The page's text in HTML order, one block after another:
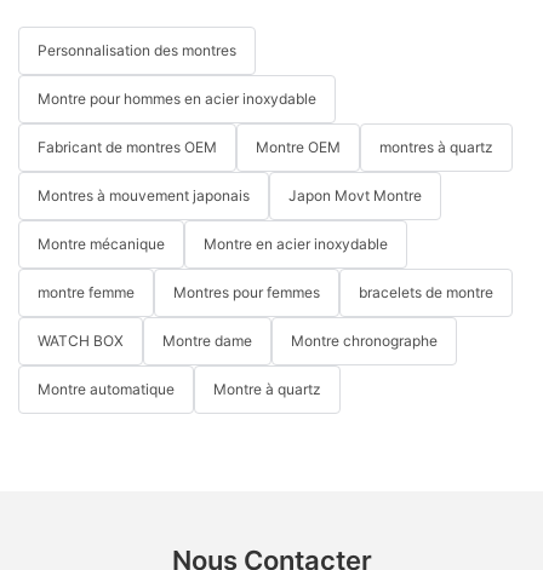
Personnalisation des montres
Montre pour hommes en acier inoxydable
Fabricant de montres OEM Montre OEM montres à quartz
Montres à mouvement japonais Japon Movt Montre
Montre mécanique Montre en acier inoxydable
montre femme Montres pour femmes bracelets de montre
WATCH BOX Montre dame Montre chronographe
Montre automatique Montre à quartz
Nous Contacter